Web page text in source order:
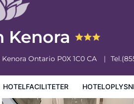
Kenora
Kenora Ontario P0X 1C0 CA Tel.
HOTELFACILITETER